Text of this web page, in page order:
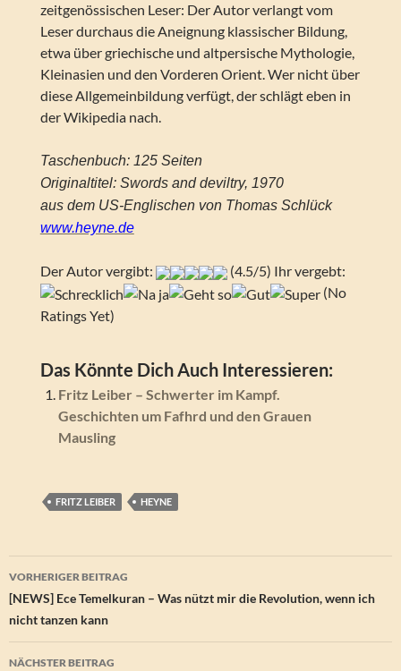
zeitgenössischen Leser: Der Autor verlangt vom
Leser durchaus die Aneignung klassischer Bildung,
etwa über griechische und altpersische Mythologie,
Kleinasien und den Vorderen Orient. Wer nicht über
diese Allgemeinbildung verfügt, der schlägt eben in
der Wikipedia nach.
Taschenbuch: 125 Seiten
Originaltitel: Swords and deviltry, 1970
aus dem US-Englischen von Thomas Schlück
www.heyne.de
Der Autor vergibt:
(4.5/5) Ihr vergebt:
(No
Ratings Yet)
Das Könnte Dich Auch Interessieren:
Fritz Leiber – Schwerter im Kampf.
Geschichten um Fafhrd und den Grauen
Mausling
FRITZ LEIBER HEYNE
Beitragsnavigation
VORHERIGER BEITRAG
[NEWS] Ece Temelkuran – Was nützt mir die Revolution, wenn ich
nicht tanzen kann
NÄCHSTER BEITRAG